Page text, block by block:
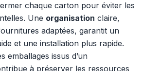
chaque carton pour éviter les
Une organisation claire,
adaptées, garantit un
et une installation plus rapide.
emballages issus d’un
à préserver les ressources